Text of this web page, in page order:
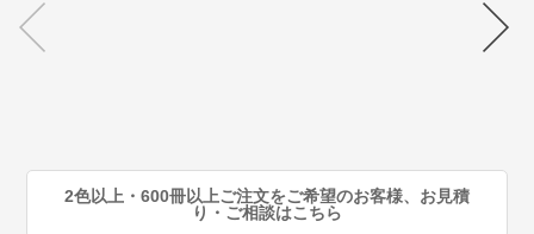
2色以上・600冊以上ご注文をご希望のお客様、お見積
り・ご相談はこちら